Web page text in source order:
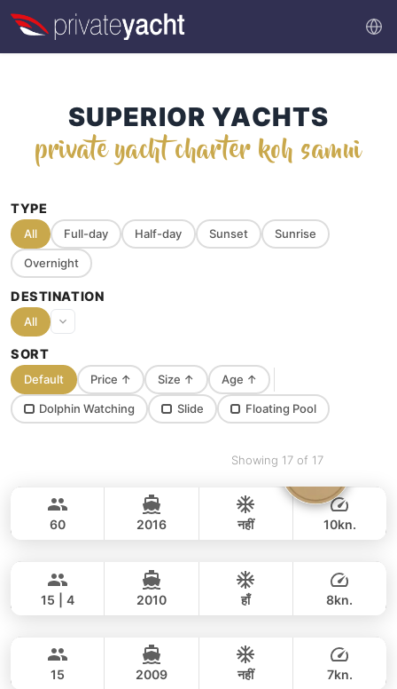
SUPERIOR YACHTS
private yacht charter koh samui
TYPE
All Full-day Half-day Sunset Sunrise
Overnight
DESTINATION
All
SORT
Default Price ↑ Size ↑ Age ↑
Dolphin Watching Slide Floating Pool
Showing 17 of 17
CUSTOM BUILD 72FT
110,600 THB
60 2016 नहीं 10kn.
FOUNTAINE PAJOT 43FT
47,100 THB
15 | 4 2010 हाँ 8kn.
CUSTOM BUILD 38FT
15 2009 नहीं 7kn.